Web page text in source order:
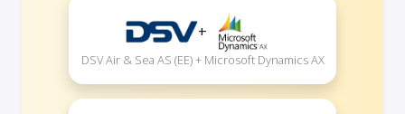
+
DSV Air & Sea AS (EE) + Microsoft Dynamics AX